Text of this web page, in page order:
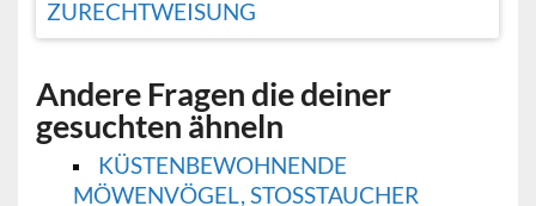
ZURECHTWEISUNG
Andere Fragen die deiner
gesuchten ähneln
KÜSTENBEWOHNENDE
MÖWENVÖGEL, STOSSTAUCHER